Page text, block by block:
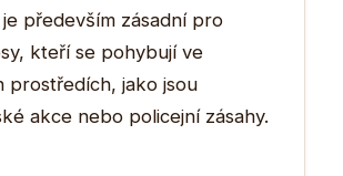
především zásadní pro
kteří se pohybují ve
prostředích, jako jsou
akce nebo policejní zásahy.